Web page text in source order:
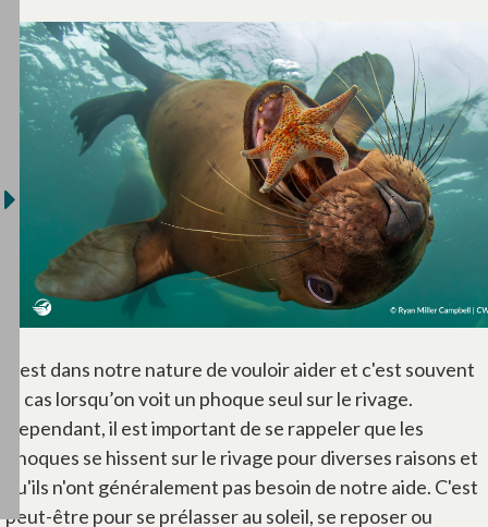
Il est dans notre nature de vouloir aider et c'est souvent
le cas lorsqu’on voit un phoque seul sur le rivage.
Cependant, il est important de se rappeler que les
phoques se hissent sur le rivage pour diverses raisons et
qu'ils n'ont généralement pas besoin de notre aide. C'est
peut-être pour se prélasser au soleil, se reposer ou